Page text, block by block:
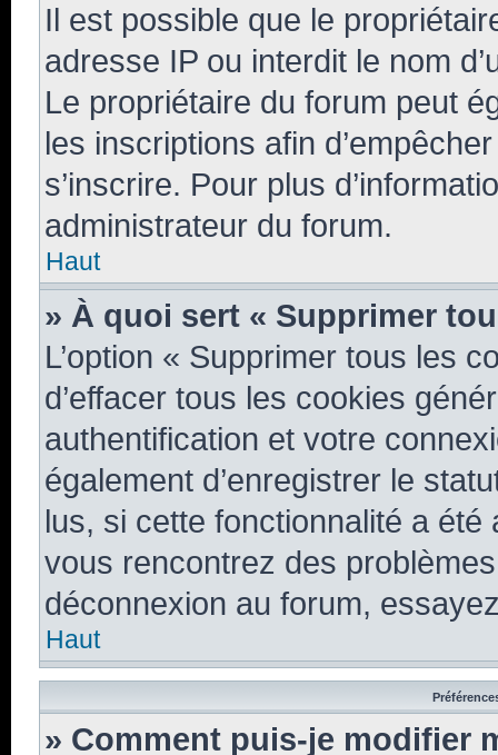
Il est possible que le
adresse IP ou interdit le nom
Le propriétaire du forum peut
les inscriptions afin
s’inscrire. Pour plus
administrateur du forum.
Haut
» À quoi sert « Supprimer
L’option « Supprimer tous les
d’effacer tous les cookies
authentification et votre
également d’enregistrer le
lus, si cette fonctionnalité a
vous rencontrez des
déconnexion au forum,
Haut
» Comment puis-je modifier